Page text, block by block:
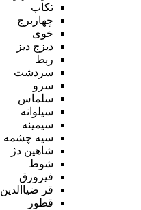
تکاب
چهاربرج
خوی
دیزج دیز
ربط
سردشت
سرو
سلماس
سیلوانه
سیمینه
سیه چشمه
شاهین دژ
شوط
فیرورق
قر ضیاالدین
قطور